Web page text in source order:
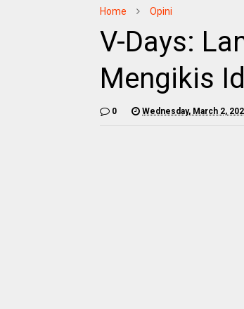
Home Opini
V-Days:
Mengikis
0 Wednesday, March 2,